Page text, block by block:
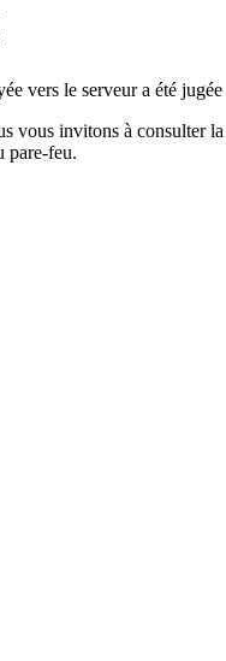
vers le serveur a été jugée
vous invitons à consulter
pare-feu.